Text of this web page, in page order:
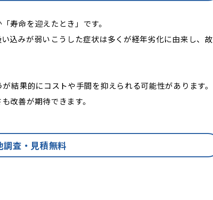
寿命を迎えたとき」です。
込みが弱い――こうした症状は多くが経年劣化に由来し、故
結果的にコストや手間を抑えられる可能性があります。
改善が期待できます。
調査・見積無料